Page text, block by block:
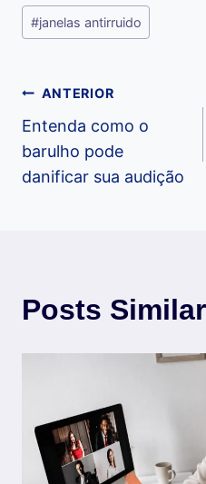
Tags
do
#janelas antirruido
Navegação
de
Post
ANTERIOR
Entenda como o
barulho pode
danificar sua audição
Posts